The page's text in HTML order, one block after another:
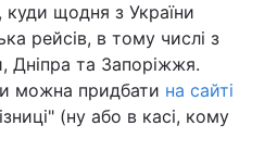
куди щодня з України
рейсів, в тому числі з
Дніпра та Запоріжжя.
можна придбати на сайті
(ну або в касі, кому